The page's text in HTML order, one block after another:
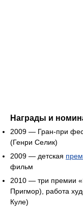
Награды и
2009 — Гран-при
(Генри Селик)
2009 — детская
фильм
2010 — три премии
Пригмор), работа
Куле)